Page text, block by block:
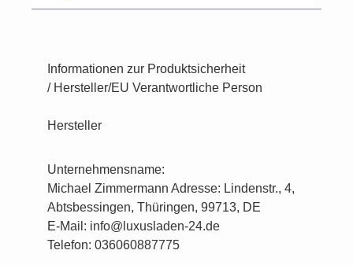
Informationen zur Produktsicherheit
/ Hersteller/EU Verantwortliche Person
Hersteller
Unternehmensname:
Michael Zimmermann Adresse: Lindenstr., 4,
Abtsbessingen, Thüringen, 99713, DE
E-Mail: info@luxusladen-24.de
Telefon: 036060887775